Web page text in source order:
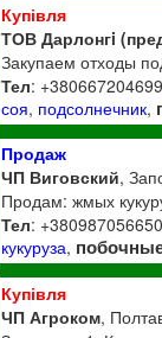
Купівля
ТОВ Дарлонгi
Закупаем отходы
Тел: +380667204699
соя, подсолнечник,
Продаж
ЧП Виговский,
Продам: жмых
Тел: +380987056650
кукуруза,
Купівля
ЧП Агроком,